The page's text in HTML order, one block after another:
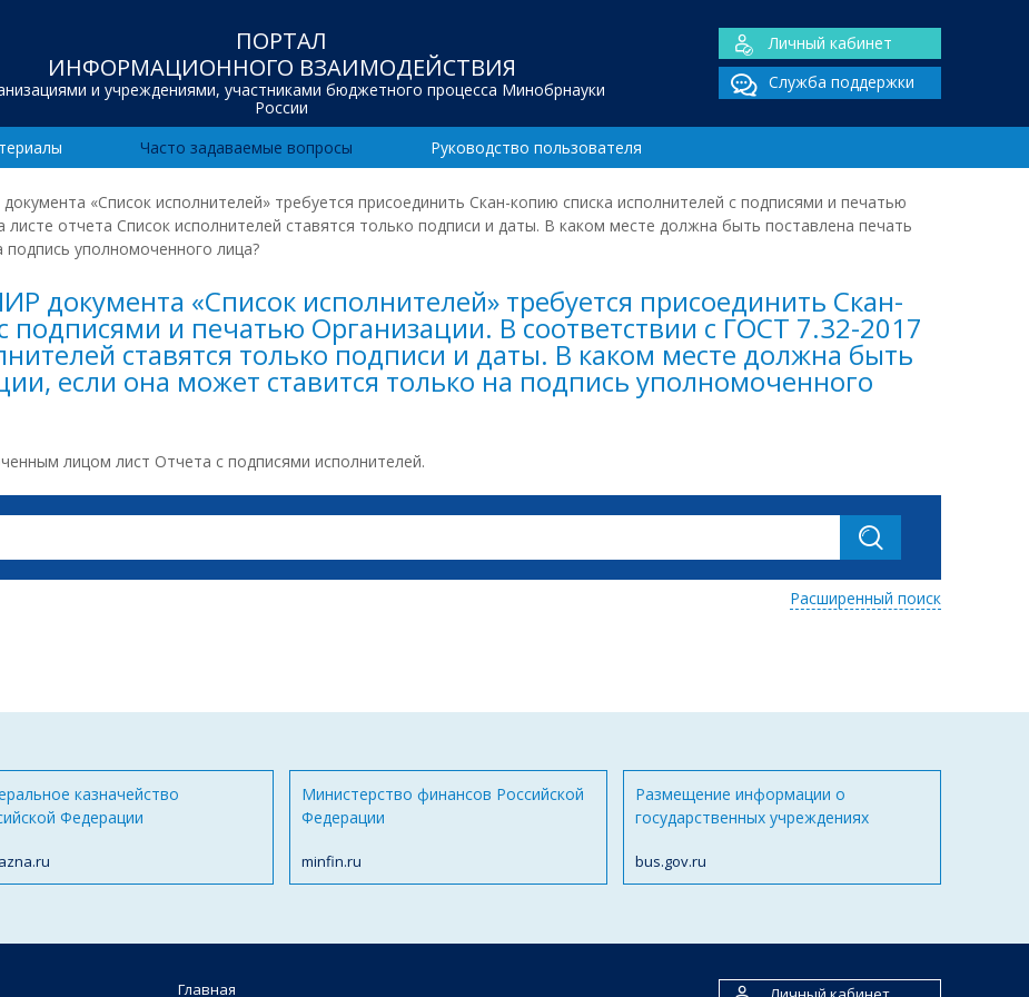
ПОРТАЛ
ИНФОРМАЦИОННОГО ВЗАИМОДЕЙСТВИЯ
и учреждениями, участниками бюджетного процесса Минобрнауки
России
Личный кабинет
Служба поддержки
Часто задаваемые вопросы Руководство пользователя
«Список исполнителей» требуется присоединить Скан-копию списка исполнителей с подписями и печатью
отчета Список исполнителей ставятся только подписи и даты. В каком месте должна быть поставлена печать
уполномоченного лица?
документа «Список исполнителей» требуется присоединить Скан-
подписями и печатью Организации. В соответствии с ГОСТ 7.32-2017
ставятся только подписи и даты. В каком месте должна быть
если она может ставится только на подпись уполномоченного
лицом лист Отчета с подписями исполнителей.
Расширенный поиск
казначейство
Федерации
Министерство финансов Российской
Федерации
minfin.ru
Размещение информации о
государственных учреждениях
bus.gov.ru
Главная